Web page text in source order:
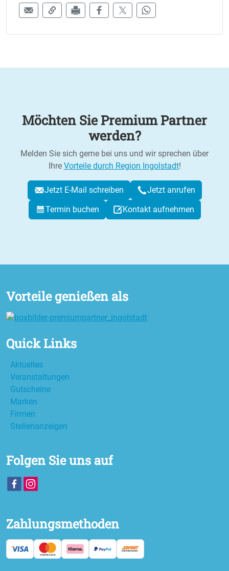
Möchten Sie Premium Partner
werden?
Melden Sie sich gerne bei uns und wir sprechen über
Ihre Vorteile durch Region Ingolstadt!
Jetzt E-Mail schreiben
Jetzt anrufen
Termin buchen
Kontakt aufnehmen
Vorteile genießen als
Quick Links
Aktuelles
Veranstaltungen
Gutscheine
Marken
Firmen
Stellenanzeigen
Folgen Sie uns auf
Zahlungsmethoden